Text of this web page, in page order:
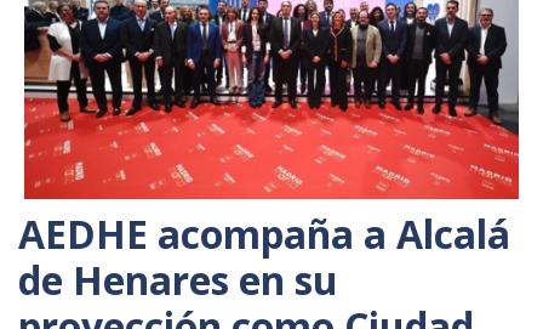
AEDHE acompaña a Alcalá
de Henares en su